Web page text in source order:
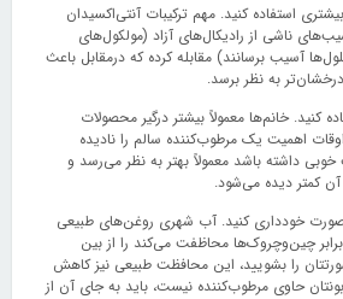
استفاده کنید. مهم ترکیبات آنتی‌اکسیدان
ناشی از رادیکال‌های آزاد (مولکول‌های
آسیب برسانند) مقابله کرده که درمقابل باعث
به نظر برسد.
کنید. خانم‌ها معمولاً بیشتر درگیر محصولات
اهمیت یک مرطوب‌کننده سالم را نادیده
داشته باشد معمولاً بهتر به نظر می‌رسد و
کمتر دیده می‌شود.
خودداری کنید. آب شهری روغن‌های طبیعی
چین‌وچروک‌ها محاظفت می‌کند را از بین
را بشویید، این محافظت طبیعی نیز کاهش
حاوی مرطوب‌کننده نیست، باید به جای آن از